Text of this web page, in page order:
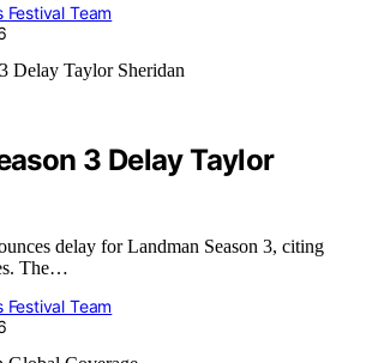
Festival Team
3 Delay Taylor
delay for Landman Season 3, citing
The…
Festival Team